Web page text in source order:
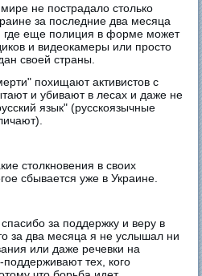
не пострадало столько
за последние два месяца
еще полиция в форме может
и видеокамеры или просто
своей страны.
похищают активистов с
и убивают в лесах и даже не
язык" (русскоязычные
столкновения в своих
сбывается уже в Украине.
за поддержку и веру в
за два месяца я не услышал ни
или даже речевки на
тех, кого